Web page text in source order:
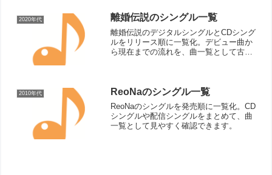
2020年代 離婚伝説のシングル一覧
離婚伝説のデジタルシングルとCDシング
ルをリリース順に一覧化。デビュー曲か
ら現在までの流れを、曲一覧として古い
2010年代 ReoNaのシングル一覧
ReoNaのシングルを発売順に一覧化。CD
シングルや配信シングルをまとめて、曲
一覧として見やすく確認できます。